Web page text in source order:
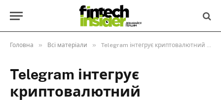
Головна » Всі матеріали » Telegram інтегрує криптовалютний гаманець в застосунок
Telegram інтегрує
криптовалютний